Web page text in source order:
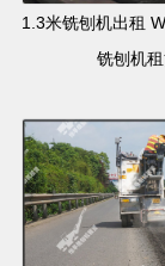
1.3米铣刨机出租
铣刨机